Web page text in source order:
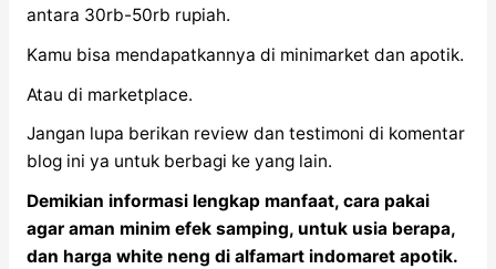
antara 30rb-50rb rupiah.
Kamu bisa mendapatkannya di minimarket dan apotik.
Atau di marketplace.
Jangan lupa berikan review dan testimoni di komentar
blog ini ya untuk berbagi ke yang lain.
Demikian informasi lengkap manfaat, cara pakai
agar aman minim efek samping, untuk usia berapa,
dan harga white neng di alfamart indomaret apotik.